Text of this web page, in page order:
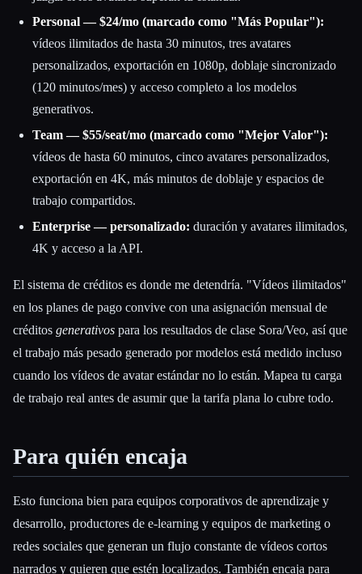
Personal — $24/mo (marcado como "Más Popular"):
vídeos ilimitados de hasta 30 minutos, tres avatares
personalizados, exportación en 1080p, doblaje sincronizado
(120 minutos/mes) y acceso completo a los modelos
generativos.
Team — $55/seat/mo (marcado como "Mejor Valor"):
vídeos de hasta 60 minutos, cinco avatares personalizados,
exportación en 4K, más minutos de doblaje y espacios de
trabajo compartidos.
Enterprise — personalizado: duración y avatares ilimitados,
4K y acceso a la API.
El sistema de créditos es donde me detendría. "Vídeos ilimitados"
en los planes de pago convive con una asignación mensual de
créditos generativos para los resultados de clase Sora/Veo, así que
el trabajo más pesado generado por modelos está medido incluso
cuando los vídeos de avatar estándar no lo están. Mapea tu carga
de trabajo real antes de asumir que la tarifa plana lo cubre todo.
Para quién encaja
Esto funciona bien para equipos corporativos de aprendizaje y
desarrollo, productores de e-learning y equipos de marketing o
redes sociales que generan un flujo constante de vídeos cortos
narrados y quieren que estén localizados. También encaja para